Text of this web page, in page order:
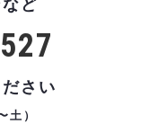
ど
さい
土）